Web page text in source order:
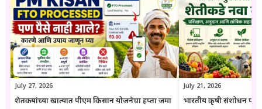
जातो. अधिकृत निर्णयामध्ये बदल झाल्यास संबंधित लेख देखील अद्ययावत करण्यात
येतात. या संकेतस्थळावरील माहिती ही केवळ जनजागृती आणि मार्गदर्शनाच्या
उद्देशाने प्रकाशित केली जाते. कोणत्याही सरकारी योजनेसाठी अर्ज करण्यापूर्वी
संबंधित विभागाच्या अधिकृत संकेतस्थळावरील माहिती, नियम आणि अटींची
पडताळणी करण्याचा सल्ला दिला जातो.
July 27, 2026
शेतकऱ्यांच्या खात्यात पीएम किसान योजनेचा हप्ता जमा
July 21, 2026
भारतीय कृषी संशोधन